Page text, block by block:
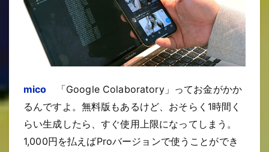
mico 「Google Colaboratory」ってお金がかか
るんですよ。無料版もあるけど、おそらく1時間く
らい生成したら、すぐ使用上限になってしまう。
1,000円を払えばProバージョンで使うことができ